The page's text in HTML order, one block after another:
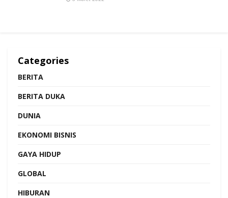
Categories
BERITA
BERITA DUKA
DUNIA
EKONOMI BISNIS
GAYA HIDUP
GLOBAL
HIBURAN